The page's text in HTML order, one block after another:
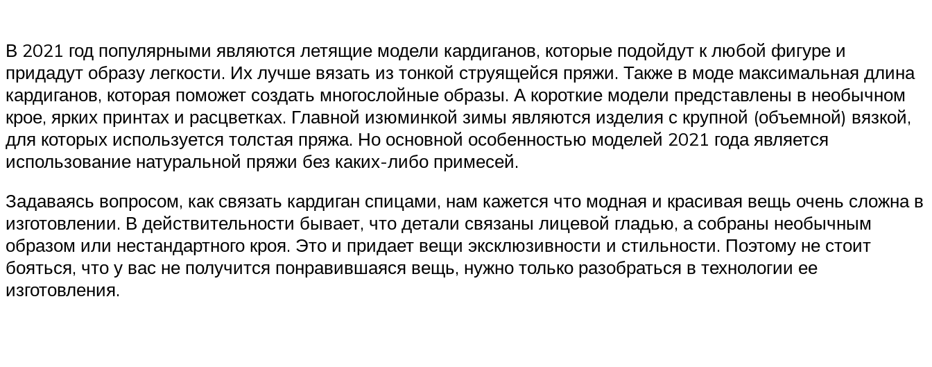
В 2021 год популярными являются летящие модели кардиганов, которые подойдут к любой фигуре и
придадут образу легкости. Их лучше вязать из тонкой струящейся пряжи. Также в моде максимальная длина
кардиганов, которая поможет создать многослойные образы. А короткие модели представлены в необычном
крое, ярких принтах и расцветках. Главной изюминкой зимы являются изделия с крупной (объемной) вязкой,
для которых используется толстая пряжа. Но основной особенностью моделей 2021 года является
использование натуральной пряжи без каких-либо примесей.
Задаваясь вопросом, как связать кардиган спицами, нам кажется что модная и красивая вещь очень сложна в
изготовлении. В действительности бывает, что детали связаны лицевой гладью, а собраны необычным
образом или нестандартного кроя. Это и придает вещи эксклюзивности и стильности. Поэтому не стоит
бояться, что у вас не получится понравившаяся вещь, нужно только разобраться в технологии ее
изготовления.